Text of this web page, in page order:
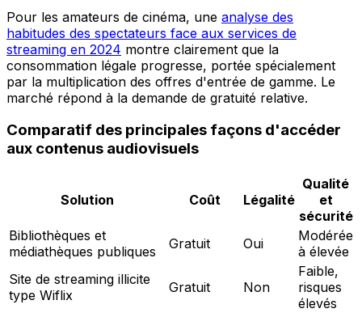
Pour les amateurs de cinéma, une analyse des
habitudes des spectateurs face aux services de
streaming en 2024 montre clairement que la
consommation légale progresse, portée spécialement
par la multiplication des offres d'entrée de gamme. Le
marché répond à la demande de gratuité relative.
Comparatif des principales façons d'accéder
aux contenus audiovisuels
Solution Coût Légalité
Qualité
et
sécurité
Bibliothèques et
médiathèques publiques
Gratuit Oui
Modérée
à élevée
Site de streaming illicite
type Wiflix
Gratuit Non
Faible,
risques
élevés